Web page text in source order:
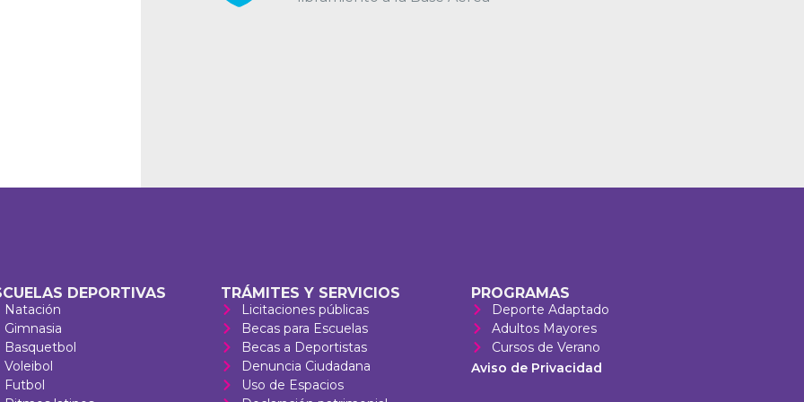
DEPORTIVAS
Natación
Gimnasia
Basquetbol
Voleibol
Futbol
TRÁMITES Y SERVICIOS
Licitaciones públicas
Becas para Escuelas
Becas a Deportistas
Denuncia Ciudadana
Uso de Espacios
PROGRAMAS
Deporte Adaptado
Adultos Mayores
Cursos de Verano
Aviso de Privacidad